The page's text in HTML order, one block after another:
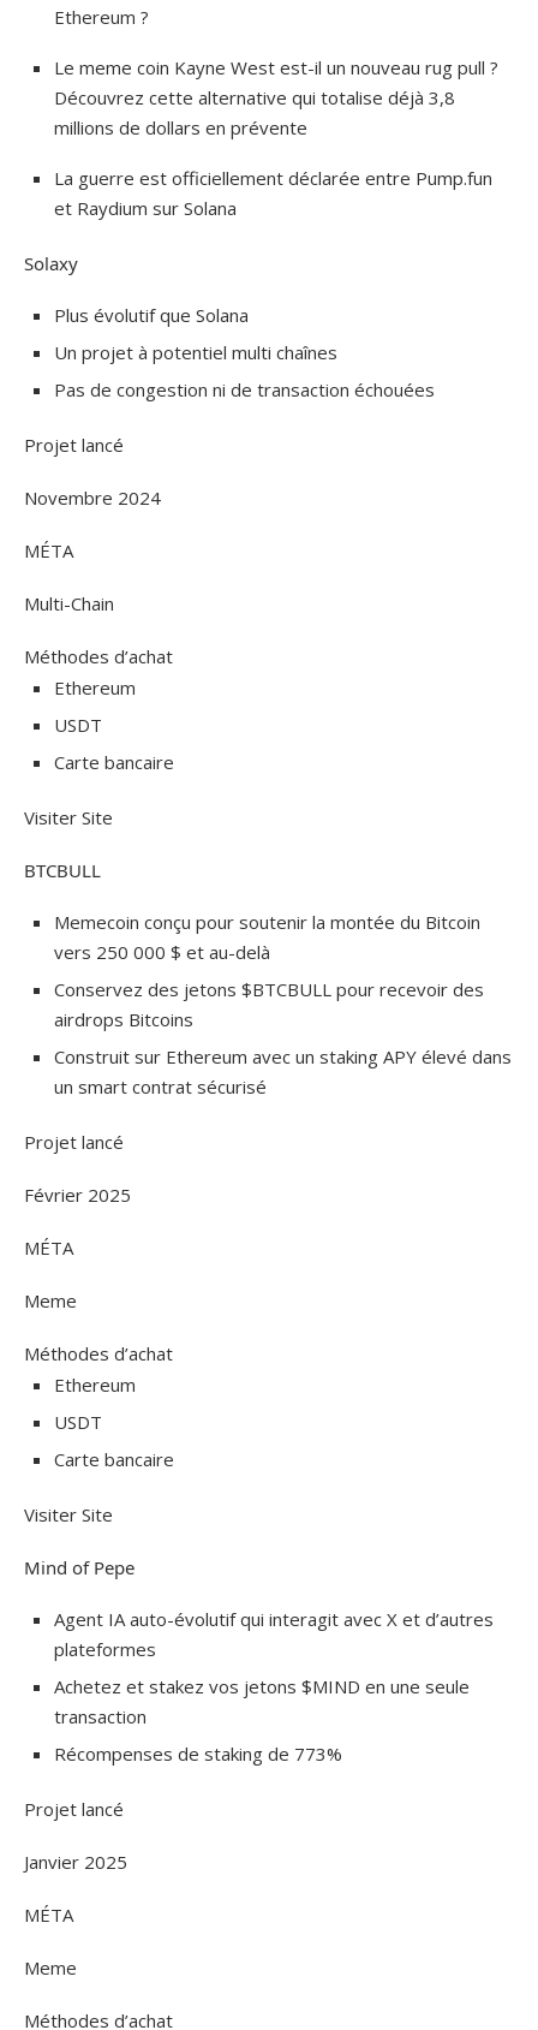
Ethereum ?
Le meme coin Kayne West est-il un nouveau rug pull ?
Découvrez cette alternative qui totalise déjà 3,8
millions de dollars en prévente
La guerre est officiellement déclarée entre Pump.fun
et Raydium sur Solana
Solaxy
Plus évolutif que Solana
Un projet à potentiel multi chaînes
Pas de congestion ni de transaction échouées
Projet lancé
Novembre 2024
MÉTA
Multi-Chain
Méthodes d’achat
Ethereum
USDT
Carte bancaire
Visiter Site
BTCBULL
Memecoin conçu pour soutenir la montée du Bitcoin
vers 250 000 $ et au-delà
Conservez des jetons $BTCBULL pour recevoir des
airdrops Bitcoins
Construit sur Ethereum avec un staking APY élevé dans
un smart contrat sécurisé
Projet lancé
Février 2025
MÉTA
Meme
Méthodes d’achat
Ethereum
USDT
Carte bancaire
Visiter Site
Mind of Pepe
Agent IA auto-évolutif qui interagit avec X et d’autres
plateformes
Achetez et stakez vos jetons $MIND en une seule
transaction
Récompenses de staking de 773%
Projet lancé
Janvier 2025
MÉTA
Meme
Méthodes d’achat